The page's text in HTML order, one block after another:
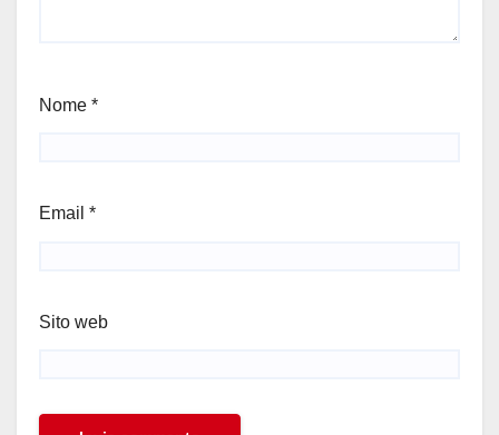
Nome *
Email *
Sito web